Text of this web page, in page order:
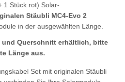
1 Stück rot) Solar-
Stäubli MC4-Evo 2
in der ausgewählten Länge.
und Querschnitt erhältlich, bitte
Länge aus.
Set mit originalen Stäubli